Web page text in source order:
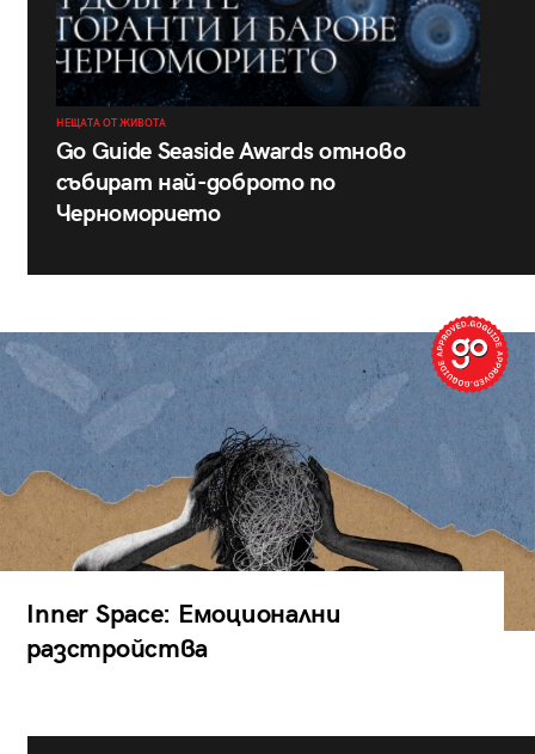
НЕЩАТА ОТ ЖИВОТА
Go Guide Seaside Awards отново
събират най-доброто по
Черноморието
Inner Space: Емоционални
разстройства